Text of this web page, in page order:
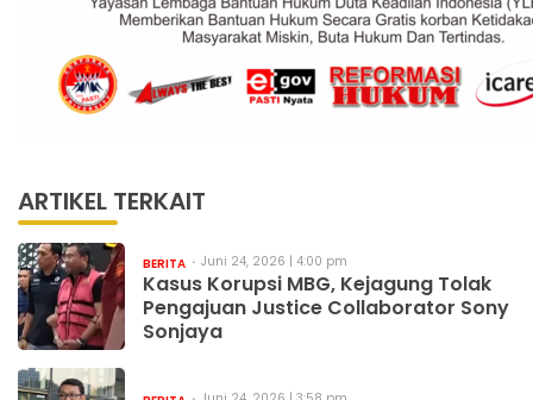
ARTIKEL TERKAIT
BERITA Juni 24, 2026 | 4:00 pm
Kasus Korupsi MBG, Kejagung Tolak
Pengajuan Justice Collaborator Sony
Sonjaya